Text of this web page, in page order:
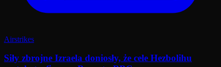
Airstrikes
Siły zbrojne Izraela doniosły, że cele Hezbolihu